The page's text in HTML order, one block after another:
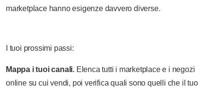
marketplace hanno esigenze davvero diverse.
I tuoi prossimi passi:
Mappa i tuoi canali. Elenca tutti i marketplace e i negozi
online su cui vendi, poi verifica quali sono quelli che il tuo